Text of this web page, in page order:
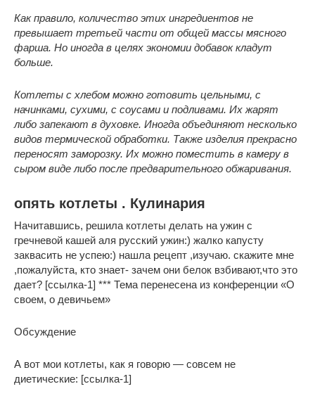
Как правило, количество этих ингредиентов не
превышает третьей части от общей массы мясного
фарша. Но иногда в целях экономии добавок кладут
больше.
Котлеты с хлебом можно готовить цельными, с
начинками, сухими, с соусами и подливами. Их жарят
либо запекают в духовке. Иногда объединяют несколько
видов термической обработки. Также изделия прекрасно
переносят заморозку. Их можно поместить в камеру в
сыром виде либо после предварительного обжаривания.
опять котлеты . Кулинария
Начитавшись, решила котлеты делать на ужин с
гречневой кашей аля русский ужин:) жалко капусту
заквасить не успею:) нашла рецепт ,изучаю. скажите мне
,пожалуйста, кто знает- зачем они белок взбивают,что это
дает? [ссылка-1] *** Тема перенесена из конференции «О
своем, о девичьем»
Обсуждение
А вот мои котлеты, как я говорю — совсем не
диетические: [ссылка-1]